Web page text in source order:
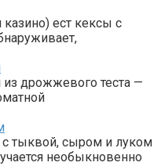
ест кексы с
дрожжевого теста —
с тыквой, сыром и луком
необыкновенно